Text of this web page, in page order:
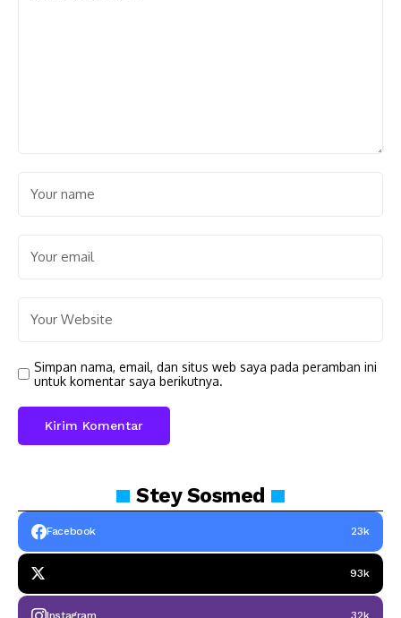
Simpan nama, email, dan situs web saya pada peramban ini
untuk komentar saya berikutnya.
SteySosmed
Facebook 23k
93k